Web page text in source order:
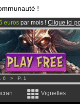
!
euros par mois ! Clique ici
Mangas!
6 > P. 1
Vignettes